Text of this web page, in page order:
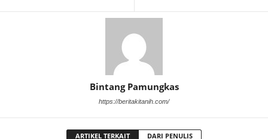
Bintang Pamungkas
https://beritakitanih.com/
ARTIKEL TERKAIT DARI PENULIS